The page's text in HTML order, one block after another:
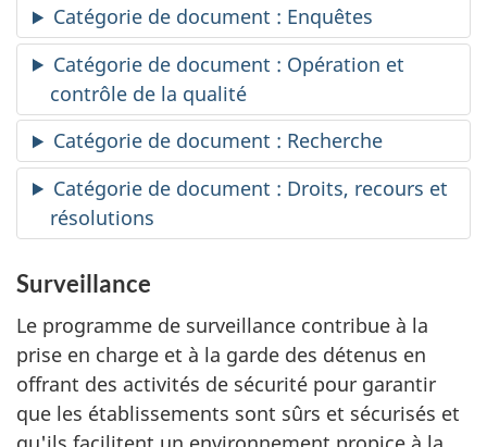
Catégorie de document : Enquêtes
Catégorie de document : Opération et
contrôle de la qualité
Catégorie de document : Recherche
Catégorie de document : Droits, recours et
résolutions
Surveillance
Le programme de surveillance contribue à la
prise en charge et à la garde des détenus en
offrant des activités de sécurité pour garantir
que les établissements sont sûrs et sécurisés et